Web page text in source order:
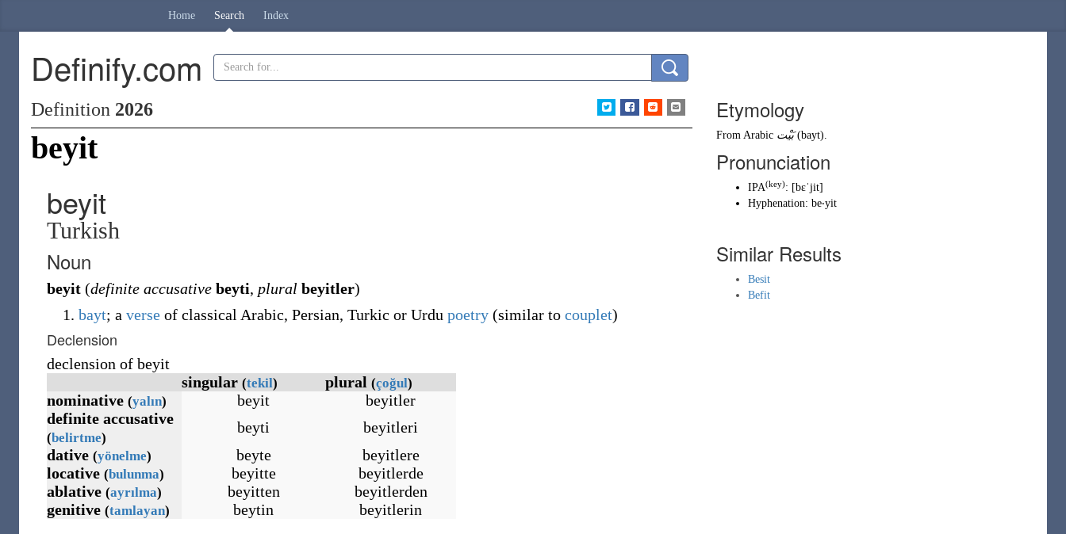
Home Search Index
Definify.com
Definition 2026
beyit
beyit
Turkish
Noun
beyit (definite accusative beyti, plural beyitler)
bayt; a verse of classical Arabic, Persian, Turkic or Urdu poetry (similar to couplet)
Declension
declension of beyit
singular (tekil) plural (çoğul)
nominative (yalın) beyit
beyitler
definite accusative
(belirtme)
beyti
beyitleri
dative (yönelme) beyte
beyitlere
locative (bulunma) beyitte
beyitlerde
ablative (ayrılma) beyitten
beyitlerden
genitive (tamlayan) beytin
beyitlerin
Etymology
From Arabic بَيْت (bayt).
Pronunciation
IPA(key): [bɛˈjit]
Hyphenation: be‧yit
Similar Results
Besit
Befit